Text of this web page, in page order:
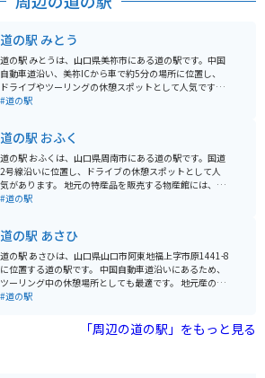
道の駅 みとう
道の駅 みとうは、山口県美祢市にある道の駅です。中国
自動車道沿い、美祢ICから車で約5分の場所に位置し、
ドライブやツーリングの休憩スポットとして人気です。
道の駅 みとうの最大の魅力は、地元の新鮮な農産物が購
レストランでは、地元食材をふんだんに使った料理を楽
しむことができます。おすすめは、美祢産のブランド豚
「美東ごぼう pork」を使った料理です。 バイクで訪れる
場合、道の駅 みとうには広 spaciousな駐車場が完備さ
れているので安心です。中国自動車道を降りてすぐの場
ポットが点在しています。道の駅 みとうで休憩を挟みな
がら、山口県の自然を満喫してみてはいかがでしょう
か。
#道の駅
道の駅 おふく
道の駅 おふくは、山口県周南市にある道の駅です。国道
2号線沿いに位置し、ドライブの休憩スポットとして人
気があります。 地元の特産品を販売する物産館には、新
鮮な野菜や果物のほか、地元産の海産物を使った加工品
は、道の駅おふくの名物として人気です。 バイクで訪れ
る場合、道の駅には広い駐車場が完備されているので安
心です。また、道の駅おふくは、周南市の海岸線に近い
場所に位置しており、周辺には美しい景色が楽しめるス
ポットがたくさんあります。道の駅から少し足を延ばせ
スポットも充実しています。
#道の駅
道の駅 あさひ
道の駅 あさひは、山口県山口市阿東地福上字市原1441-8
に位置する道の駅です。 中国自動車道沿いにあるため、
ツーリング中の休憩場所としても最適です。 地元産の新
鮮な野菜や果物が販売されている直売所が人気で、特に
の食材を使った料理を楽しむことができます。 バイクで
訪れる際は、駐車場も広々としているので安心です。 周
#道の駅
「周辺の道の駅」をもっと見る